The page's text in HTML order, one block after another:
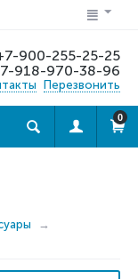
900-255-25-25
918-970-38-96
Перезвонить
0